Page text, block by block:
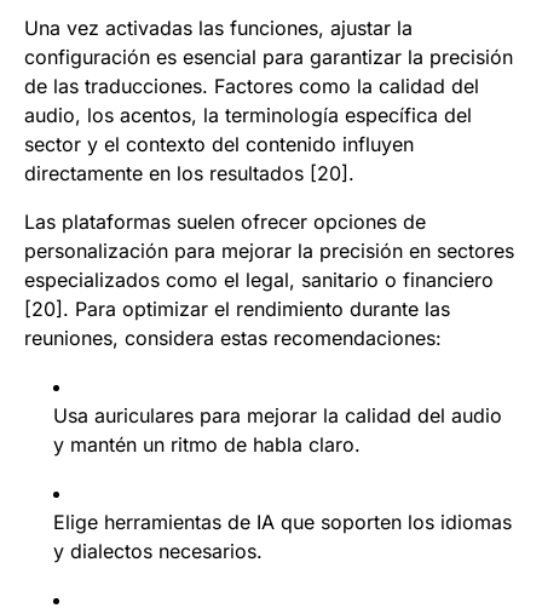
Una vez activadas las funciones, ajustar la
configuración es esencial para garantizar la precisión
de las traducciones. Factores como la calidad del
audio, los acentos, la terminología específica del
sector y el contexto del contenido influyen
directamente en los resultados [20].
Las plataformas suelen ofrecer opciones de
personalización para mejorar la precisión en sectores
especializados como el legal, sanitario o financiero
[20]. Para optimizar el rendimiento durante las
reuniones, considera estas recomendaciones:
Usa auriculares para mejorar la calidad del audio
y mantén un ritmo de habla claro.
Elige herramientas de IA que soporten los idiomas
y dialectos necesarios.